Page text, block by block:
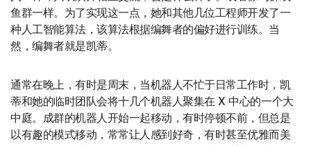
鱼群一样。为了实现这一点，她和其他几位工程师开发了一
种人工智能算法，该算法根据编舞者的偏好进行训练。当
然，编舞者就是凯蒂。
通常在晚上，有时是周末，当机器人不忙于日常工作时，凯
蒂和她的临时团队会将十几个机器人聚集在 X 中心的一个大
中庭。成群的机器人开始一起移动，有时停顿不前，但总是
以有趣的模式移动，常常让人感到好奇，有时甚至优雅而美